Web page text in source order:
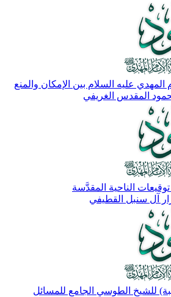
المهدي عليه السلام بين الإمكان والمنع
المقدس الغريفي
الناحية المقدَّسة
آل سنبل القطيفي
للشيخ الطوسي الجامع للمسائل